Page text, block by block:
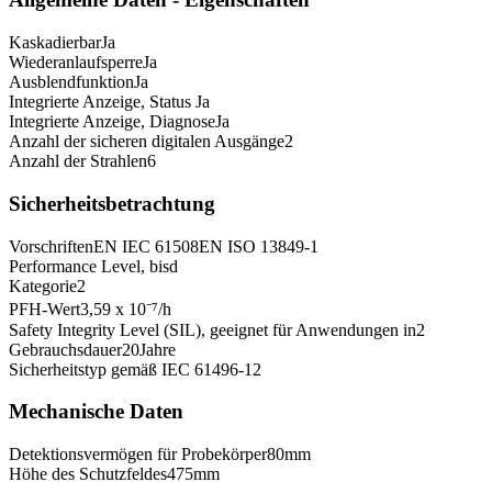
KaskadierbarJa
WiederanlaufsperreJa
AusblendfunktionJa
Integrierte Anzeige, Status Ja
Integrierte Anzeige, DiagnoseJa
Anzahl der sicheren digitalen Ausgänge2
Anzahl der Strahlen6
Sicherheitsbetrachtung
VorschriftenEN IEC 61508EN ISO 13849-1
Performance Level, bisd
Kategorie2
PFH-Wert3,59 x 10⁻⁷/h
Safety Integrity Level (SIL), geeignet für Anwendungen in2
Gebrauchsdauer20Jahre
Sicherheitstyp gemäß IEC 61496-1 2
Mechanische Daten
Detektionsvermögen für Probekörper80mm
Höhe des Schutzfeldes475mm